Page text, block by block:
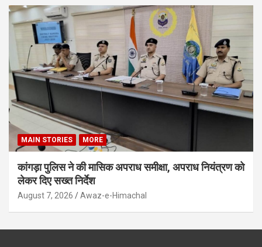
MAIN STORIES MORE
कांगड़ा पुलिस ने की मासिक अपराध समीक्षा, अपराध नियंत्रण को
लेकर दिए सख्त निर्देश
August 7, 2026 Awaz-e-Himachal